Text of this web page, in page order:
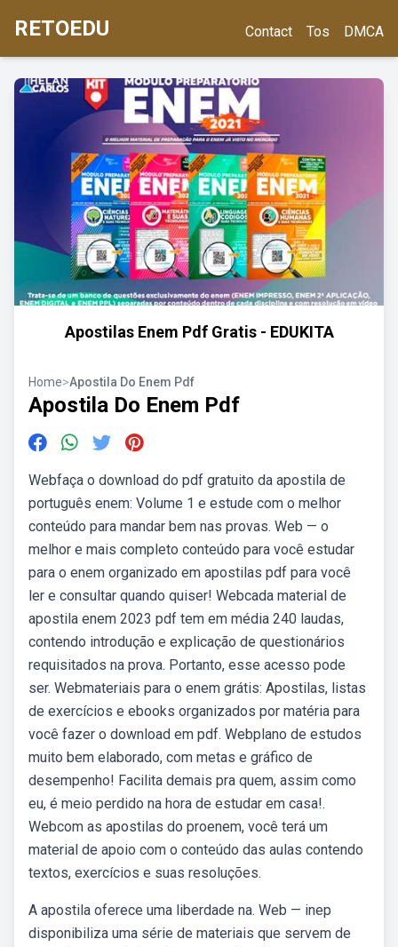
RETOEDU Contact Tos DMCA
Apostilas Enem Pdf Gratis - EDUKITA
Home>Apostila Do Enem Pdf
Apostila Do Enem Pdf
Webfaça o download do pdf gratuito da apostila de
português enem: Volume 1 e estude com o melhor
conteúdo para mandar bem nas provas. Web — o
melhor e mais completo conteúdo para você estudar
para o enem organizado em apostilas pdf para você
ler e consultar quando quiser! Webcada material de
apostila enem 2023 pdf tem em média 240 laudas,
contendo introdução e explicação de questionários
requisitados na prova. Portanto, esse acesso pode
ser. Webmateriais para o enem grátis: Apostilas, listas
de exercícios e ebooks organizados por matéria para
você fazer o download em pdf. Webplano de estudos
muito bem elaborado, com metas e gráfico de
desempenho! Facilita demais pra quem, assim como
eu, é meio perdido na hora de estudar em casa!.
Webcom as apostilas do proenem, você terá um
material de apoio com o conteúdo das aulas contendo
textos, exercícios e suas resoluções.
A apostila oferece uma liberdade na. Web — inep
disponibiliza uma série de materiais que servem de